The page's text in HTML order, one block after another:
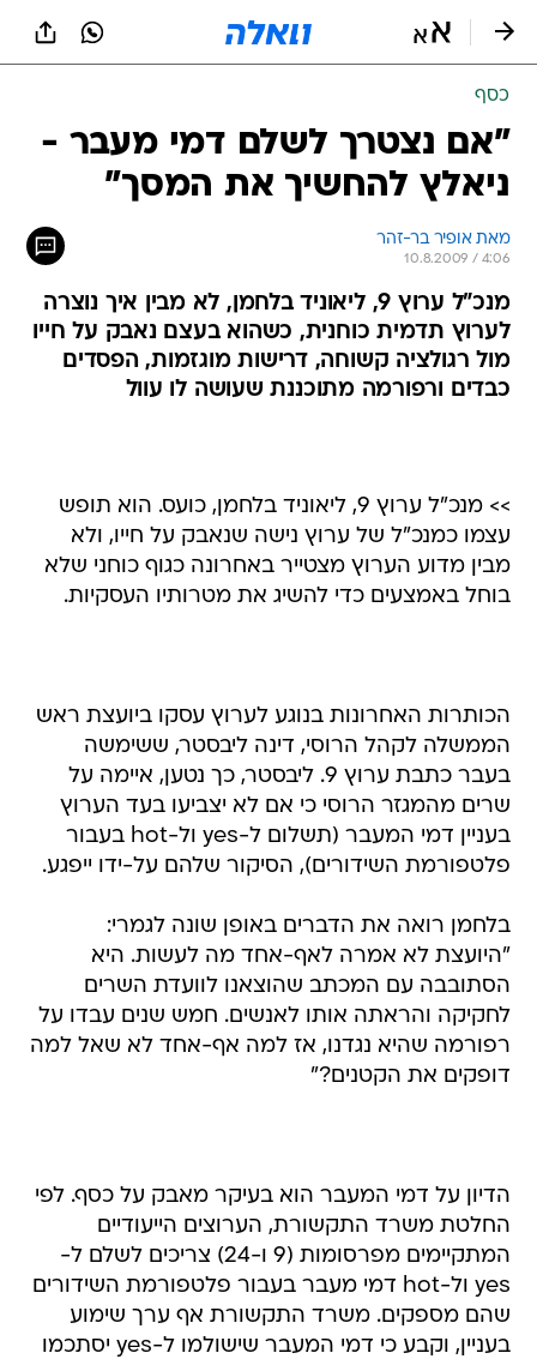
כסף
"אם נצטרך לשלם דמי מעבר -
ניאלץ להחשיך את המסך"
מאת אופיר בר-זהר
10.8.2009 / 4:06
מנכ"ל ערוץ 9, ליאוניד בלחמן, לא מבין איך נוצרה
לערוץ תדמית כוחנית, כשהוא בעצם נאבק על חייו
מול רגולציה קשוחה, דרישות מוגזמות, הפסדים
כבדים ורפורמה מתוכננת שעושה לו עוול
>> מנכ"ל ערוץ 9, ליאוניד בלחמן, כועס. הוא תופש
עצמו כמנכ"ל של ערוץ נישה שנאבק על חייו, ולא
מבין מדוע הערוץ מצטייר באחרונה כגוף כוחני שלא
בוחל באמצעים כדי להשיג את מטרותיו העסקיות.
הכותרות האחרונות בנוגע לערוץ עסקו ביועצת ראש
הממשלה לקהל הרוסי, דינה ליבסטר, ששימשה
בעבר כתבת ערוץ 9. ליבסטר, כך נטען, איימה על
שרים מהמגזר הרוסי כי אם לא יצביעו בעד הערוץ
בעניין דמי המעבר (תשלום ל-yes ול-hot בעבור
פלטפורמת השידורים), הסיקור שלהם על-ידו ייפגע.
בלחמן רואה את הדברים באופן שונה לגמרי:
"היועצת לא אמרה לאף-אחד מה לעשות. היא
הסתובבה עם המכתב שהוצאנו לוועדת השרים
לחקיקה והראתה אותו לאנשים. חמש שנים עבדו על
רפורמה שהיא נגדנו, אז למה אף-אחד לא שאל למה
דופקים את הקטנים?"
הדיון על דמי המעבר הוא בעיקר מאבק על כסף. לפי
החלטת משרד התקשורת, הערוצים הייעודיים
המתקיימים מפרסומות (9 ו-24) צריכים לשלם ל-
yes ול-hot דמי מעבר בעבור פלטפורמת השידורים
שהם מספקים. משרד התקשורת אף ערך שימוע
בעניין, וקבע כי דמי המעבר שישולמו ל-yes יסתכמו